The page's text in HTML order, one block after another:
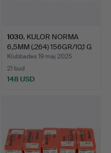
1030. KULOR NORMA
6,5MM (.264) 156GR/10,1 G
ORYX…
Klubbades 19 maj 2025
21 bud
148 USD